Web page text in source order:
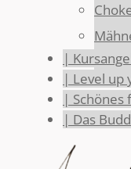
|
| Level up
| Schönes
| Das